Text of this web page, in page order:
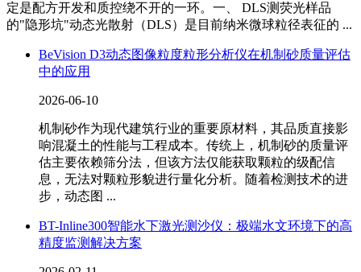
定是配方开发和质控绕不开的一环。一、 DLS测荧光样品
的"隐形坑"动态光散射（DLS）是目前纳米微球粒径表征的 ...
BeVision D3动态图像粒度粒形分析仪在机制砂质量评估
中的应用
2026-06-10
机制砂作为现代建筑行业的重要原材料，其品质直接影
响混凝土的性能与工程成本。传统上，机制砂的质量评
估主要依赖筛分法，但该方法仅能获取颗粒的级配信
息，无法对颗粒形貌进行量化分析。随着检测技术的进
步，动态图 ...
BT-Inline300智能水下激光测沙仪：极端水文环境下的高
精度监测解决方案